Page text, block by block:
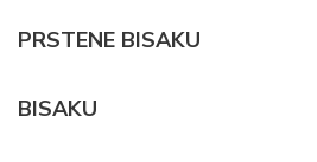
PRSTENE BISAKU
BISAKU